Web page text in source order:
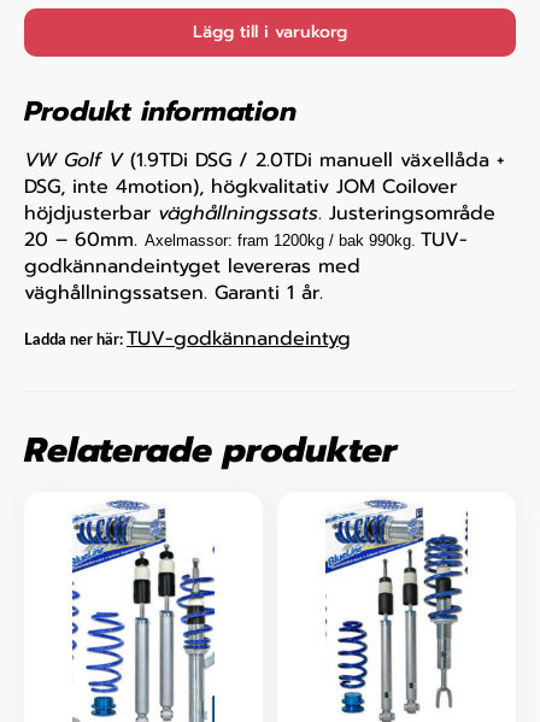
Lägg till i varukorg
Produkt information
VW Golf V(1.9TDi DSG / 2.0TDi manuell växellåda +
DSG, inte 4motion), högkvalitativ JOM Coilover
höjdjusterbar väghållningssats. Justeringsområde
20 – 60mm. Axelmassor: fram 1200kg / bak 990kg. TUV-
godkännandeintyget levereras med
väghållningssatsen. Garanti 1 år.
Ladda ner här: TUV-godkännandeintyg
Relaterade produkter